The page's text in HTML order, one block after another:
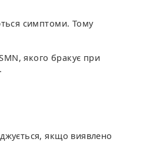
симптоми. Тому
якого бракує при
якщо виявлено